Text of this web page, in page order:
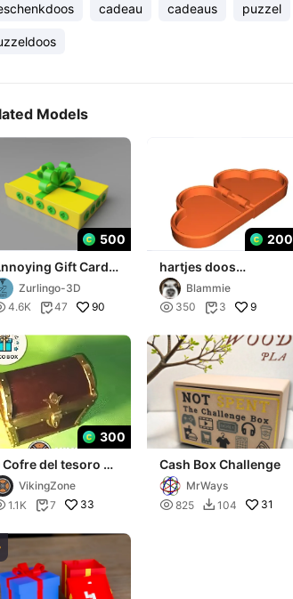
cadeau cadeaus puzzel
Models
500
Gift Card
Box
Zurlingo-3D
4.6K 47 90
200
hartjes doos
valentijnBlammie
 350  3 9
300
Cofre del tesoro en
con ranura para
🔑
VikingZone
1.1K 7 33
Cash Box Challenge
MrWays
 825  104 31